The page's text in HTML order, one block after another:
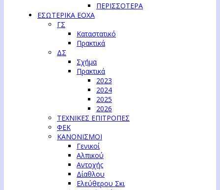
ΠΕΡΙΣΣΟΤΕΡΑ
ΕΣΩΤΕΡΙΚΑ ΕΟΧΑ
ΓΣ
Καταστατικό
Πρακτικά
ΔΣ
Σχήμα
Πρακτικά
2023
2024
2025
2026
ΤΕΧΝΙΚΕΣ ΕΠΙΤΡΟΠΕΣ
ΦΕΚ
ΚΑΝΟΝΙΣΜΟΙ
Γενικοί
Αλπικού
Αντοχής
Δίαθλου
Ελεύθερου Σκι